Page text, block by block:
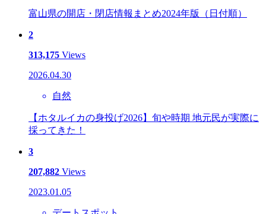
富山県の開店・閉店情報まとめ2024年版（日付順）
2
313,175 Views
2026.04.30
自然
【ホタルイカの身投げ2026】旬や時期 地元民が実際に
採ってきた！
3
207,882 Views
2023.01.05